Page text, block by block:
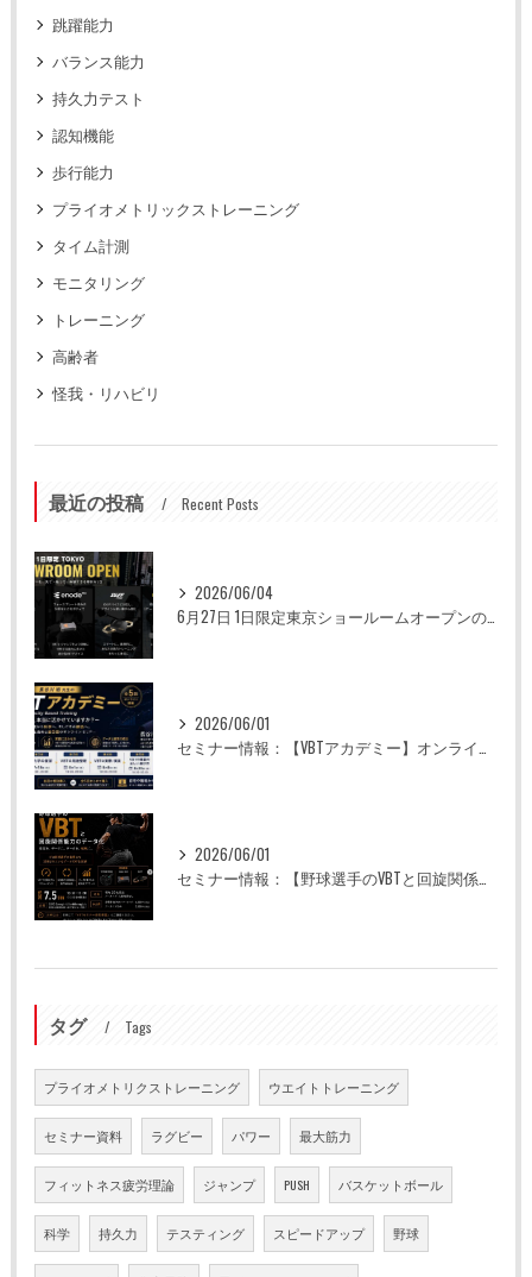
跳躍能力
バランス能力
持久力テスト
認知機能
歩行能力
プライオメトリックストレーニング
タイム計測
モニタリング
トレーニング
高齢者
怪我・リハビリ
最近の投稿 Recent Posts
2026/06/04
6月27日 1日限定東京ショールームオープンのお知らせ
2026/06/01
2026/06/01
セミナー情報：【野球選手のVBTと回旋関係能力のデータ化】
タグ Tags
プライオメトリクストレーニング ウエイトトレーニング
セミナー資料 ラグビー パワー 最大筋力
フィットネス疲労理論 ジャンプ PUSH バスケットボール
科学 持久力 テスティング スピードアップ 野球